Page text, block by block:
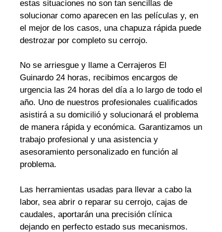
estas situaciones no son tan sencillas de
solucionar como aparecen en las películas y, en
el mejor de los casos, una chapuza rápida puede
destrozar por completo su cerrojo.
No se arriesgue y llame a Cerrajeros El
Guinardo 24 horas, recibimos encargos de
urgencia las 24 horas del día a lo largo de todo el
año. Uno de nuestros profesionales cualificados
asistirá a su domicilió y solucionará el problema
de manera rápida y económica. Garantizamos un
trabajo profesional y una asistencia y
asesoramiento personalizado en función al
problema.
Las herramientas usadas para llevar a cabo la
labor, sea abrir o reparar su cerrojo, cajas de
caudales, aportarán una precisión clínica
dejando en perfecto estado sus mecanismos.